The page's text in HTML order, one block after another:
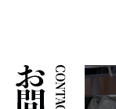
お問い合わせ